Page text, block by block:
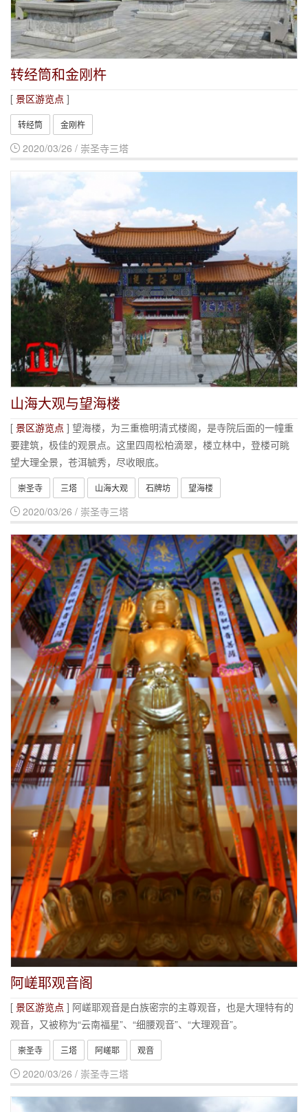
转经筒和金刚杵
[ 景区游览点 ]
转经筒 金刚杵
2020/03/26 / 崇圣寺三塔
山海大观与望海楼
[ 景区游览点 ] 望海楼，为三重檐明清式楼阁，是寺院后面的一幢重
要建筑，极佳的观景点。这里四周松柏滴翠，楼立林中，登楼可眺
望大理全景，苍洱毓秀，尽收眼底。
崇圣寺 三塔 山海大观 石牌坊 望海楼
2020/03/26 / 崇圣寺三塔
阿嵯耶观音阁
[ 景区游览点 ] 阿嵯耶观音是白族密宗的主尊观音，也是大理特有的
观音，又被称为“云南福星”、“细腰观音”、“大理观音”。
崇圣寺 三塔 阿嵯耶 观音
2020/03/26 / 崇圣寺三塔